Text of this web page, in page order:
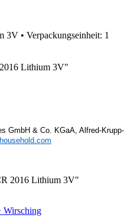
3V • Verpackungseinheit: 1
Lithium 3V"
GmbH & Co. KGaA, Alfred-Krupp-
2016 Lithium 3V"
Wirsching